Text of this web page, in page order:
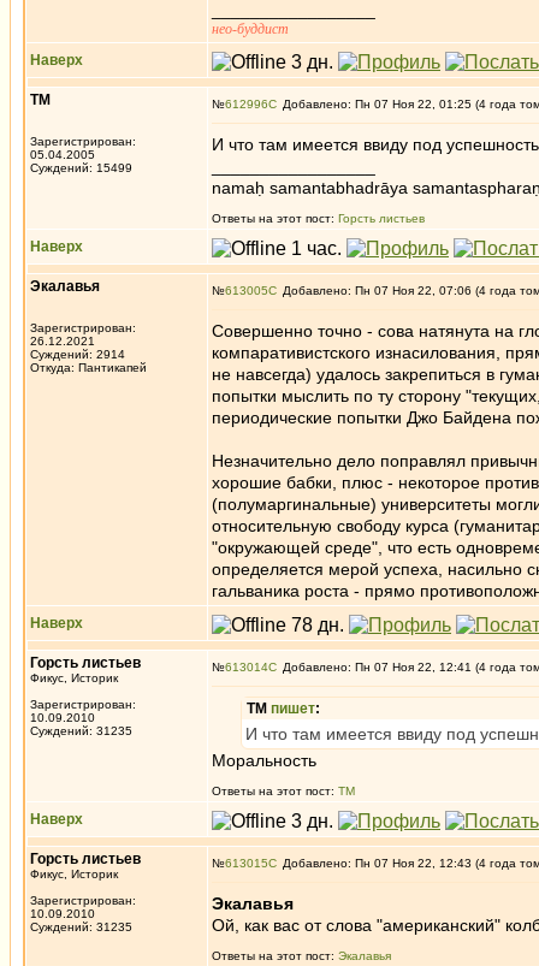
нео-буддист
Наверх
ТМ
Зарегистрирован:
05.04.2005
Суждений: 15499
№612996 Добавлено: Пн 07 Ноя 22, 01:25 (4 года
И что там имеется ввиду под
namaḥ samantabhadrāya
Ответы на этот пост: Горсть листьев
Наверх
Экалавья
Зарегистрирован:
26.12.2021
Суждений: 2914
Откуда: Пантикапей
№613005 Добавлено: Пн 07 Ноя 22, 07:06 (4 года
Совершенно точно - сова натянута на
компаративистского изнасилования,
не навсегда) удалось закрепиться в
попытки мыслить по ту сторону
периодические попытки Джо Байдена
Незначительно дело поправлял
хорошие бабки, плюс - некоторое
(полумаргинальные) университеты
относительную свободу курса
"окружающей среде", что есть
определяется мерой успеха, насильно
гальваника роста - прямо
Наверх
Горсть листьев
Фикус, Историк
Зарегистрирован:
10.09.2010
Суждений: 31235
№613014 Добавлено: Пн 07 Ноя 22, 12:41 (4 года
ТМ пишет:
И что там имеется ввиду под
Моральность
Ответы на этот пост: ТМ
Наверх
Горсть листьев
Фикус, Историк
Зарегистрирован:
10.09.2010
Суждений: 31235
№613015 Добавлено: Пн 07 Ноя 22, 12:43 (4 года
Экалавья
Ой, как вас от слова "американский"
Ответы на этот пост: Экалавья